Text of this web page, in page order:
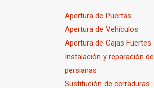
Apertura de Puertas
Apertura de Vehículos
Apertura de Cajas Fuertes
Instalación y reparación de
persianas
Sustitución de cerraduras